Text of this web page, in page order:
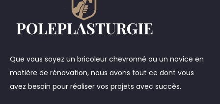
Que vous soyez un bricoleur chevronné ou un novice en
matière de rénovation, nous avons tout ce dont vous
avez besoin pour réaliser vos projets avec succès.